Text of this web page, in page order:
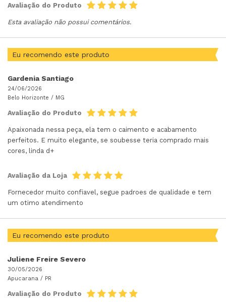
Avaliação do Produto
Esta avaliação não possui comentários.
Eu recomendo este produto
Gardenia Santiago
24/06/2026
Belo Horizonte / MG
Avaliação do Produto
Apaixonada nessa peça, ela tem o caimento e acabamento
perfeitos. E muito elegante, se soubesse teria comprado mais
cores, linda d+
Avaliação da Loja
Fornecedor muito confiavel, segue padroes de qualidade e tem
um otimo atendimento
Eu recomendo este produto
Juliene Freire Severo
30/05/2026
Apucarana / PR
Avaliação do Produto